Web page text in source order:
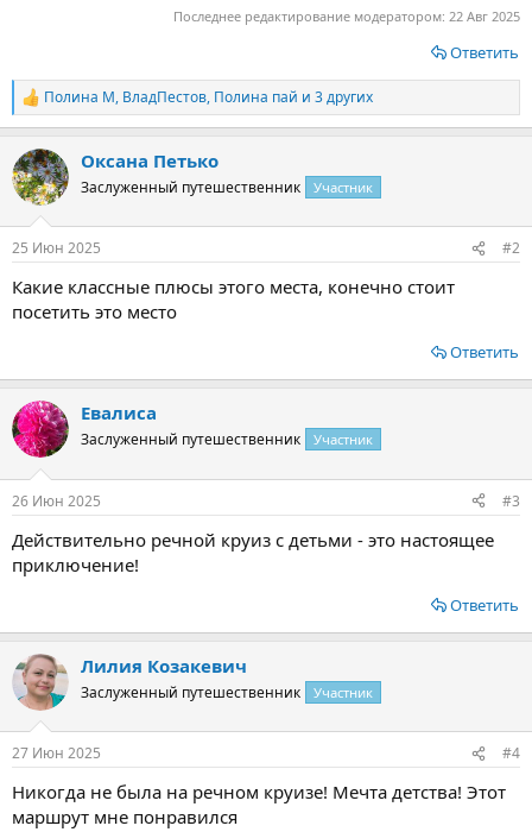
Последнее редактирование модератором: 22 Авг 2025
Ответить
Р
е
к
ц
и
Полина М, ВладПестов, Полина пай и 3 других
Оксана Петько
Заслуженный путешественник Участник
25 Июн 2025 #2
Какие классные плюсы этого места, конечно стоит
посетить это место
Ответить
Евалиса
Заслуженный путешественник Участник
26 Июн 2025 #3
Действительно речной круиз с детьми - это настоящее
приключение!
Ответить
Лилия Козакевич
Заслуженный путешественник Участник
27 Июн 2025 #4
Никогда не была на речном круизе! Мечта детства! Этот
маршрут мне понравился